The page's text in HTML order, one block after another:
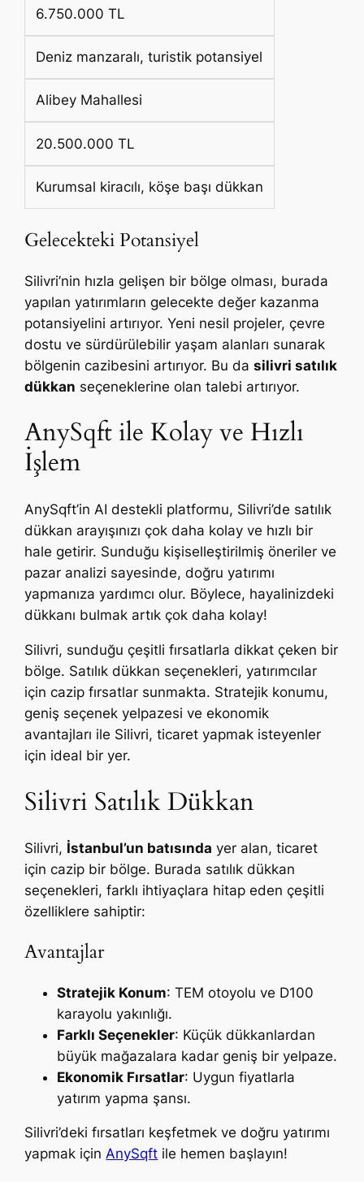
6.750.000 TL
Deniz manzaralı, turistik potansiyel
Alibey Mahallesi
20.500.000 TL
Kurumsal kiracılı, köşe başı dükkan
Gelecekteki Potansiyel
Silivri’nin hızla gelişen bir bölge olması, burada
yapılan yatırımların gelecekte değer kazanma
potansiyelini artırıyor. Yeni nesil projeler, çevre
dostu ve sürdürülebilir yaşam alanları sunarak
bölgenin cazibesini artırıyor. Bu dasilivri satılık
dükkan seçeneklerine olan talebi artırıyor.
AnySqft ile Kolay ve Hızlı
İşlem
AnySqft’in AI destekli platformu, Silivri’de satılık
dükkan arayışınızı çok daha kolay ve hızlı bir
hale getirir. Sunduğu kişiselleştirilmiş öneriler ve
pazar analizi sayesinde, doğru yatırımı
yapmanıza yardımcı olur. Böylece, hayalinizdeki
dükkanı bulmak artık çok daha kolay!
Silivri, sunduğu çeşitli fırsatlarla dikkat çeken bir
bölge. Satılık dükkan seçenekleri, yatırımcılar
için cazip fırsatlar sunmakta. Stratejik konumu,
geniş seçenek yelpazesi ve ekonomik
avantajları ile Silivri, ticaret yapmak isteyenler
için ideal bir yer.
Silivri Satılık Dükkan
Silivri, İstanbul’un batısında yer alan, ticaret
için cazip bir bölge. Burada satılık dükkan
seçenekleri, farklı ihtiyaçlara hitap eden çeşitli
özelliklere sahiptir:
Avantajlar
Stratejik Konum: TEM otoyolu ve D100
karayolu yakınlığı.
Farklı Seçenekler: Küçük dükkanlardan
büyük mağazalara kadar geniş bir yelpaze.
Ekonomik Fırsatlar: Uygun fiyatlarla
yatırım yapma şansı.
Silivri’deki fırsatları keşfetmek ve doğru yatırımı
yapmak içinAnySqft ile hemen başlayın!